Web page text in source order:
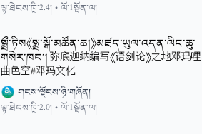
ལྟ་ཐེངས་ཁྲི་2.4། • ལོ་1སྔོན་ལ།
སྨྲྀ་ཏིས《སྨྲ་སྒོ་མཚོན་ཆ།》མཛད་ཡུལ་འདན་ལིང་ཆུ་
གསེར་ཁང་། 弥底迦纳编写《语剑论》之地邓玛哩
曲色空#邓玛文化
གངས་ལྗོངས་ཉི་གཞོན།
ལྟ་ཐེངས་ཁྲི་2.0། • ལོ་1སྔོན་ལ།